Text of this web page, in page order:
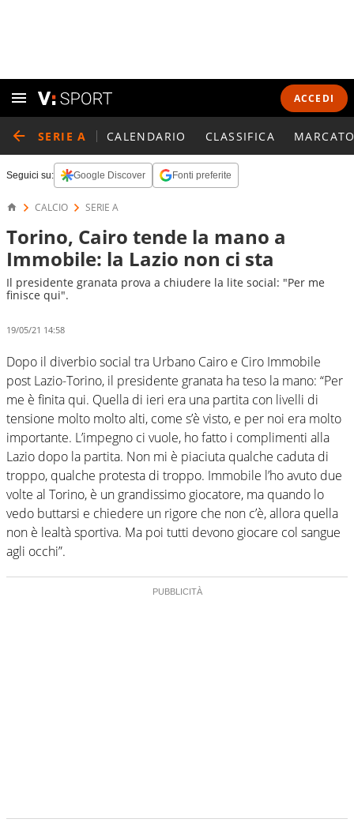
ACCEDI
SERIE A CALENDARIO CLASSIFICA
Seguici su: Google Discover Fonti preferite
CALCIO SERIE A
Torino, Cairo tende la mano a
Immobile: la Lazio non ci sta
Il presidente granata prova a chiudere la lite social: "Per me
finisce qui".
19/05/21 14:58
Dopo il diverbio social tra Urbano Cairo e Ciro Immobile
post Lazio-Torino, il presidente granata ha teso la mano: “Per
me è finita qui. Quella di ieri era una partita con livelli di
tensione molto molto alti, come s’è visto, e per noi era molto
importante. L’impegno ci vuole, ho fatto i complimenti alla
Lazio dopo la partita. Non mi è piaciuta qualche caduta di
troppo, qualche protesta di troppo. Immobile l’ho avuto due
volte al Torino, è un grandissimo giocatore, ma quando lo
vedo buttarsi e chiedere un rigore che non c’è, allora quella
non è lealtà sportiva. Ma poi tutti devono giocare col sangue
agli occhi”.